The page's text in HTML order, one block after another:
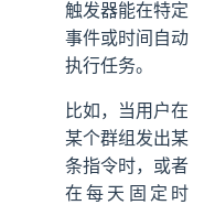
触发器能在特定
事件或时间自动
执行任务。
比如，当用户在
某个群组发出某
条指令时，或者
在每天固定时